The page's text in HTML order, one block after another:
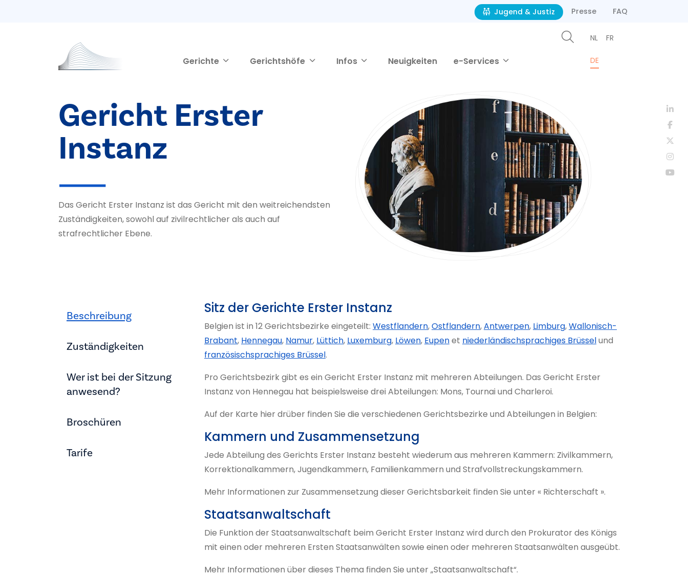
Jugend & Justiz Presse FAQ
Gerichte Gerichtshöfe Infos Neuigkeiten e-Services
NL FR
DE
Gericht Erster
Instanz
Das Gericht Erster Instanz ist das Gericht mit den weitreichendsten
Zuständigkeiten, sowohl auf zivilrechtlicher als auch auf
strafrechtlicher Ebene.
Beschreibung
Zuständigkeiten
Wer ist bei der Sitzung
anwesend?
Broschüren
Tarife
Sitz der Gerichte Erster Instanz
Belgien ist in 12 Gerichtsbezirke eingeteilt: Westflandern,Ostflandern,Antwerpen, Limburg,Wallonisch-
Brabant, Hennegau, Namur, Lüttich, Luxemburg, Löwen, Eupenet niederländischsprachiges Brüsselund
französischsprachiges Brüssel.
Pro Gerichtsbezirk gibt es ein Gericht Erster Instanz mit mehreren Abteilungen. Das Gericht Erster
Instanz von Hennegau hat beispielsweise drei Abteilungen: Mons, Tournai und Charleroi.
Auf der Karte hier drüber finden Sie die verschiedenen Gerichtsbezirke und Abteilungen in Belgien:
Kammern und Zusammensetzung
Jede Abteilung des Gerichts Erster Instanz besteht wiederum aus mehreren Kammern: Zivilkammern,
Korrektionalkammern, Jugendkammern, Familienkammern und Strafvollstreckungskammern.
Mehr Informationen zur Zusammensetzung dieser Gerichtsbarkeit finden Sie unter « Richterschaft ».
Staatsanwaltschaft
Die Funktion der Staatsanwaltschaft beim Gericht Erster Instanz wird durch den Prokurator des Königs
mit einen oder mehreren Ersten Staatsanwälten sowie einen oder mehreren Staatsanwälten ausgeübt.
Mehr Informationen über dieses Thema finden Sie unter „Staatsanwaltschaft“.